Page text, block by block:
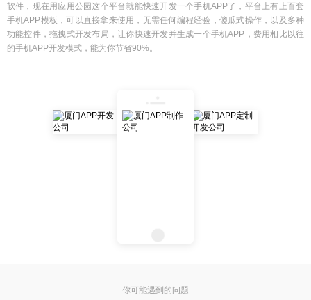
软件，现在用应用公园这个平台就能快速开发一个手机APP了，平台上有上百套
手机APP模板，可以直接拿来使用，无需任何编程经验，傻瓜式操作，以及多种
功能控件，拖拽式开发布局，让你快速开发并生成一个手机APP，费用相比以往
的手机APP开发模式，能为你节省90%。
你可能遇到的问题